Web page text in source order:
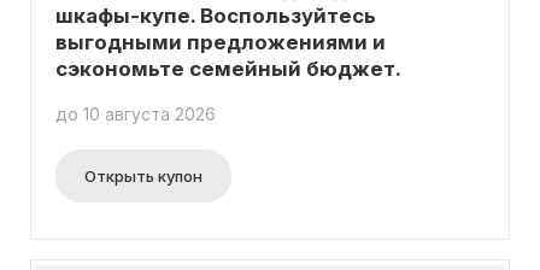
шкафы-купе. Воспользуйтесь
выгодными предложениями и
сэкономьте семейный бюджет.
до 10 августа 2026
Открыть купон